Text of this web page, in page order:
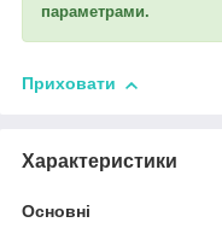
параметрами.
Приховати
Характеристики
Основні